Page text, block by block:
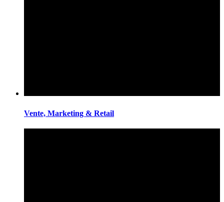
Vente, Marketing & Retail